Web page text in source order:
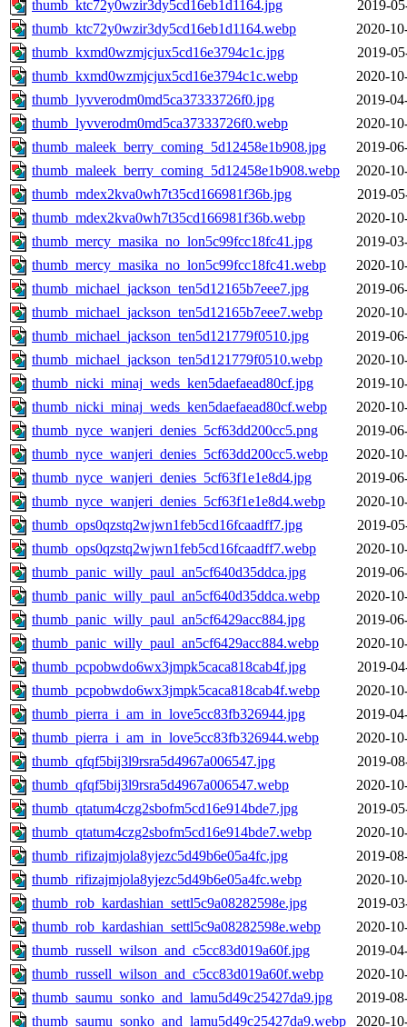
thumb_ktc72y0wzir3dy5cd16eb1d1164.jpg
2019-
thumb_ktc72y0wzir3dy5cd16eb1d1164.webp
2020-
thumb_kxmd0wzmjcjux5cd16e3794c1c.jpg
2019-
thumb_kxmd0wzmjcjux5cd16e3794c1c.webp
2020-
thumb_lyvverodm0md5ca37333726f0.jpg
2019-
thumb_lyvverodm0md5ca37333726f0.webp
2020-
thumb_maleek_berry_coming_5d12458e1b908.jpg
2019-
thumb_maleek_berry_coming_5d12458e1b908.webp
2020-
thumb_mdex2kva0wh7t35cd166981f36b.jpg
2019-
thumb_mdex2kva0wh7t35cd166981f36b.webp
2020-
thumb_mercy_masika_no_lon5c99fcc18fc41.jpg
2019-
thumb_mercy_masika_no_lon5c99fcc18fc41.webp
2020-
thumb_michael_jackson_ten5d12165b7eee7.jpg
2019-
thumb_michael_jackson_ten5d12165b7eee7.webp
2020-
thumb_michael_jackson_ten5d121779f0510.jpg
2019-
thumb_michael_jackson_ten5d121779f0510.webp
2020-
thumb_nicki_minaj_weds_ken5daefaead80cf.jpg
2019-
thumb_nicki_minaj_weds_ken5daefaead80cf.webp
2020-
thumb_nyce_wanjeri_denies_5cf63dd200cc5.png
2019-
thumb_nyce_wanjeri_denies_5cf63dd200cc5.webp
2020-
thumb_nyce_wanjeri_denies_5cf63f1e1e8d4.jpg
2019-
thumb_nyce_wanjeri_denies_5cf63f1e1e8d4.webp
2020-
thumb_ops0qzstq2wjwn1feb5cd16fcaadff7.jpg
2019-
thumb_ops0qzstq2wjwn1feb5cd16fcaadff7.webp
2020-
thumb_panic_willy_paul_an5cf640d35ddca.jpg
2019-
thumb_panic_willy_paul_an5cf640d35ddca.webp
2020-
thumb_panic_willy_paul_an5cf6429acc884.jpg
2019-
thumb_panic_willy_paul_an5cf6429acc884.webp
2020-
thumb_pcpobwdo6wx3jmpk5caca818cab4f.jpg
2019-
thumb_pcpobwdo6wx3jmpk5caca818cab4f.webp
2020-
thumb_pierra_i_am_in_love5cc83fb326944.jpg
2019-
thumb_pierra_i_am_in_love5cc83fb326944.webp
2020-
thumb_qfqf5bij3l9rsra5d4967a006547.jpg
2019-
thumb_qfqf5bij3l9rsra5d4967a006547.webp
2020-
thumb_qtatum4czg2sbofm5cd16e914bde7.jpg
2019-
thumb_qtatum4czg2sbofm5cd16e914bde7.webp
2020-
thumb_rifizajmjola8yjezc5d49b6e05a4fc.jpg
2019-
thumb_rifizajmjola8yjezc5d49b6e05a4fc.webp
2020-
thumb_rob_kardashian_settl5c9a08282598e.jpg
2019-
thumb_rob_kardashian_settl5c9a08282598e.webp
2020-
thumb_russell_wilson_and_c5cc83d019a60f.jpg
2019-
thumb_russell_wilson_and_c5cc83d019a60f.webp
2020-
thumb_saumu_sonko_and_lamu5d49c25427da9.jpg
2019-
thumb_saumu_sonko_and_lamu5d49c25427da9.webp
2020-